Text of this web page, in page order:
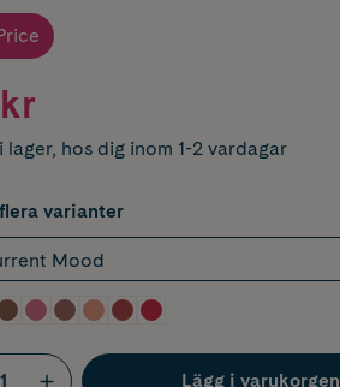
lager, hos dig inom 1-2 vardagar
varianter
Mood
Lägg i varukorgen